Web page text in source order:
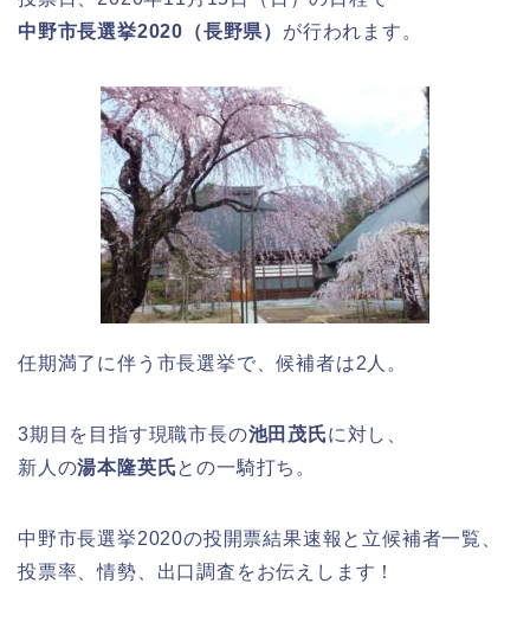
中野市長選挙2020（長野県） が行われます。
任期満了に伴う市長選挙で、候補者は2人。
3期目を目指す現職市長の池田茂氏に対し、
新人の湯本隆英氏との一騎打ち。
中野市長選挙2020の投開票結果速報と立候補者一覧、
投票率、情勢、出口調査をお伝えします！